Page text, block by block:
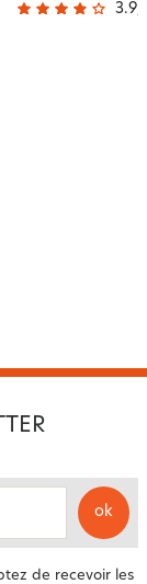
3.9
ok
de recevoir les